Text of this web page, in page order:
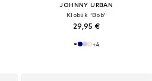
JOHNNY URBAN
Klobúk 'Bob'
29,95 €
+4